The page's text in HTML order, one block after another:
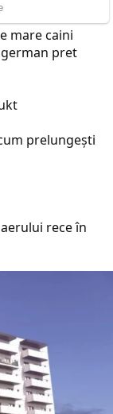
marecaini
pret
prelungești
rece în